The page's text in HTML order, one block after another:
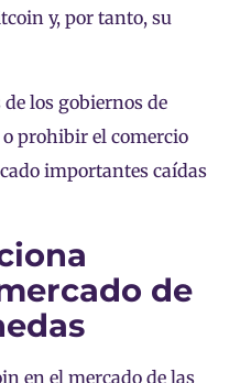
y, por tanto, su
los gobiernos de
prohibir el comercio
importantes caídas
de
en el mercado de las